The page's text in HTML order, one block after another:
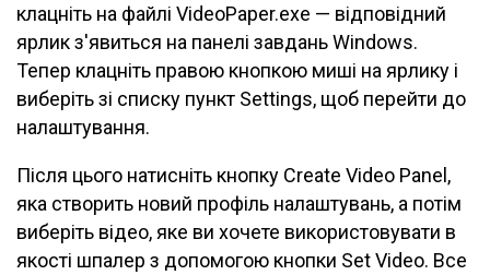
клацніть на файлі VideoPaper.exe — відповідний
ярлик з'явиться на панелі завдань Windows.
Тепер клацніть правою кнопкою миші на ярлику і
виберіть зі списку пункт Settings, щоб перейти до
налаштування.
Після цього натисніть кнопку Create Video Panel,
яка створить новий профіль налаштувань, а потім
виберіть відео, яке ви хочете використовувати в
якості шпалер з допомогою кнопки Set Video. Все